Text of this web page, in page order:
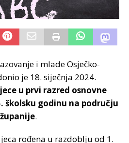
i mlade Osječko-
je 18. siječnja 2024.
u prvi razred osnovne
školsku godinu na području
.
rođena u razdoblju od 1.